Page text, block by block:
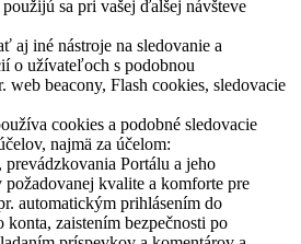
sa pri vašej ďalšej návšteve
aj iné nástroje na sledovanie a
o užívateľoch s podobnou
web beacony, Flash cookies, sledovacie
cookies a podobné sledovacie
najmä za účelom:
prevádzkovania Portálu a jeho
kvalite a komforte pre
automatickým prihlásením do
konta, zaistením bezpečnosti po